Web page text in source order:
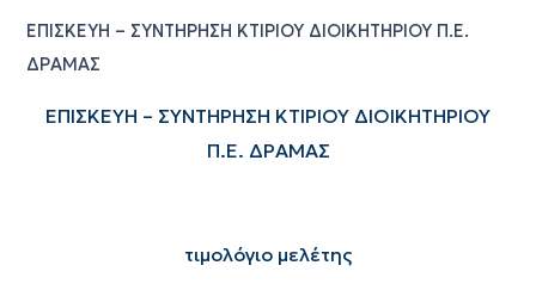
ΕΠΙΣΚΕΥΗ – ΣΥΝΤΗΡΗΣΗ ΚΤΙΡΙΟΥ ΔΙΟΙΚΗΤΗΡΙΟΥ Π.Ε.
ΔΡΑΜΑΣ
ΕΠΙΣΚΕΥΗ – ΣΥΝΤΗΡΗΣΗ ΚΤΙΡΙΟΥ ΔΙΟΙΚΗΤΗΡΙΟΥ
Π.Ε. ΔΡΑΜΑΣ
τιμολόγιο μελέτης